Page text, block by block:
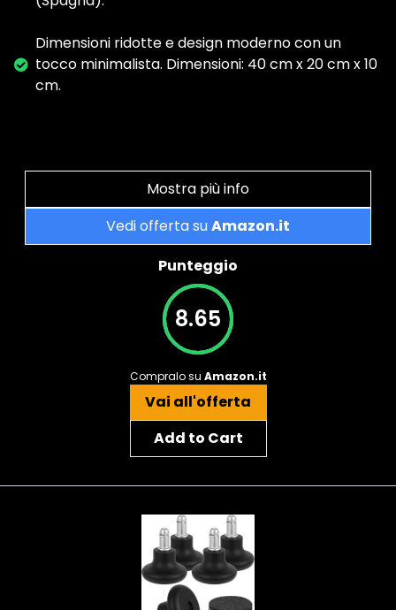
Dimensioni ridotte e design moderno con un
tocco minimalista. Dimensioni: 40 cm x 20 cm x 10
cm.
Mostra più info
Vedi offerta suAmazon.it
Punteggio
8.65
Compralo su Amazon.it
Vai all'offerta
Add to Cart